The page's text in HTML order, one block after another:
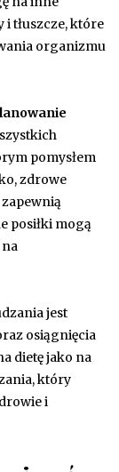
i tłuszcze, które
organizmu
pomysłem
zdrowe
posiłki mogą
jest
osiągnięcia
dietę jako na
który
i